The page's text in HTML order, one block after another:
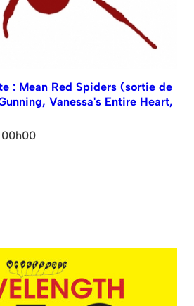
: Mean Red Spiders (sortie de
Vanessa's Entire Heart,